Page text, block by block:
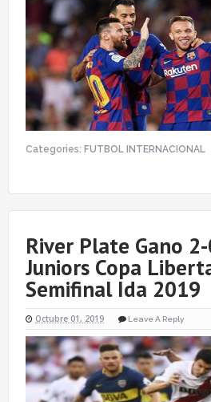
Categories: FUTBOL INTERNACIONAL
River Plate Gano
Juniors Copa
Semifinal Ida 2019
Octubre 01, 2019 Leave A Reply